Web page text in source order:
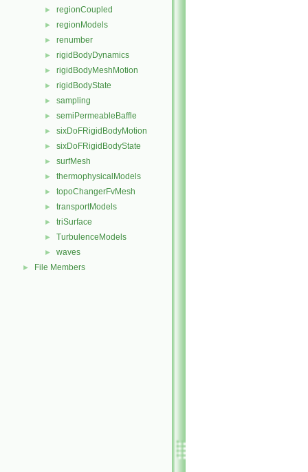
► regionCoupled
► regionModels
► renumber
► rigidBodyDynamics
► rigidBodyMeshMotion
► rigidBodyState
► sampling
► semiPermeableBaffle
► sixDoFRigidBodyMotion
► sixDoFRigidBodyState
► surfMesh
► thermophysicalModels
► topoChangerFvMesh
► transportModels
► triSurface
► TurbulenceModels
► waves
► File Members